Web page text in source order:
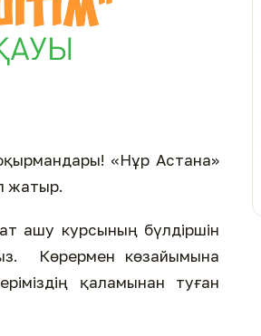
«Нұр Астана»
жатыр.
ашу курсының бүлдіршін
Көрермен көзайымына
қаламынан туған